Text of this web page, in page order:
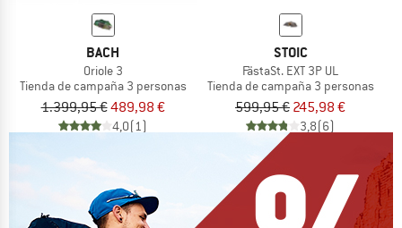
BACH
Oriole 3
Tienda de campaña 3 personas
1.399,95 €489,98 €
4,0(1)
STOIC
FästaSt. EXT 3P UL
Tienda de campaña 3 personas
599,95 € 245,98 €
3,8(6)